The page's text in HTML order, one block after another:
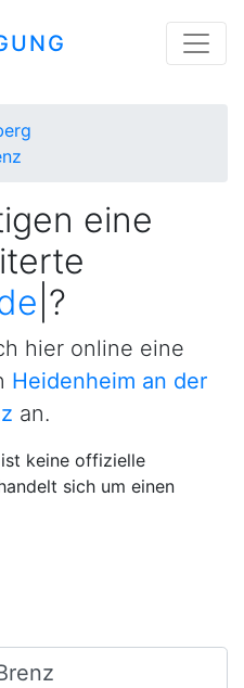
eine
hier online eine
Heidenheim an der
an.
keine offizielle
sich um einen